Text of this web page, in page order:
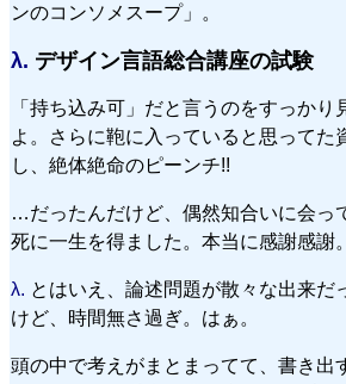
ンのコンソメスープ」。
λ. デザイン言語総合講座の試験
「持ち込み可」だと言うのをすっかり
よ。さらに鞄に入っていると思ってた
し、絶体絶命のピーンチ!!
…だったんだけど、偶然知合いに会っ
死に一生を得ました。本当に感謝感謝。
λ. とはいえ、論述問題が散々な出来だ
けど、時間無さ過ぎ。はぁ。
頭の中で考えがまとまってて、書き出